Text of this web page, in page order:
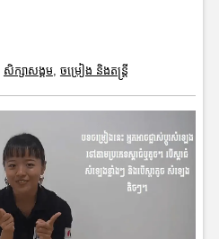
សិក្សាសង្គម, ចម្រៀង និងតន្ត្រី